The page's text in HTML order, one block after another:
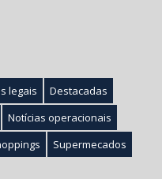
legais
Destacadas
Notícias operacionais
Supermecados